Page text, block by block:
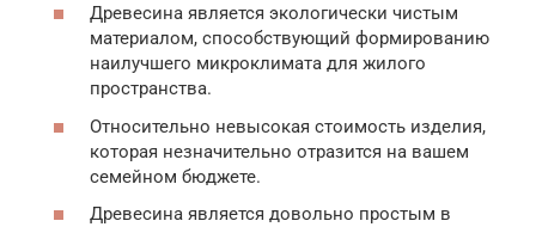
Древесина является экологически чистым
материалом, способствующий формированию
наилучшего микроклимата для жилого
пространства.
Относительно невысокая стоимость изделия,
которая незначительно отразится на вашем
семейном бюджете.
Древесина является довольно простым в